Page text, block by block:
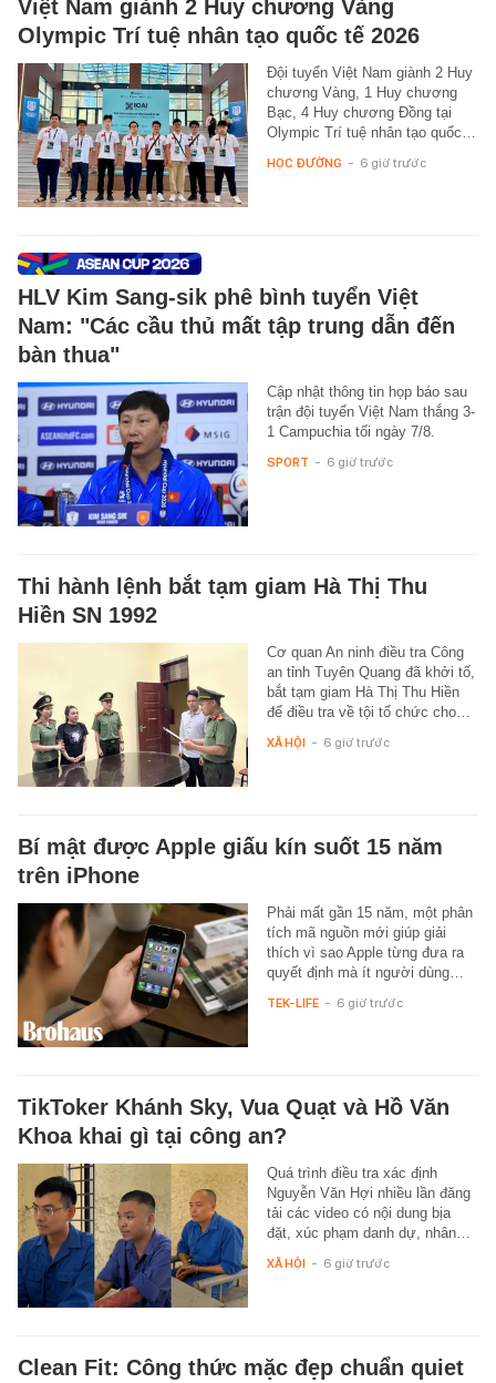
Việt Nam giành 2 Huy chương Vàng
Olympic Trí tuệ nhân tạo quốc tế 2026
Đội tuyển Việt Nam giành 2 Huy
chương Vàng, 1 Huy chương
Bạc, 4 Huy chương Đồng tại
Olympic Trí tuệ nhân tạo quốc…
HỌC ĐƯỜNG - 6 giờ trước
HLV Kim Sang-sik phê bình tuyển Việt
Nam: "Các cầu thủ mất tập trung dẫn đến
bàn thua"
Cập nhật thông tin họp báo sau
trận đội tuyển Việt Nam thắng 3-
1 Campuchia tối ngày 7/8.
SPORT - 6 giờ trước
Thi hành lệnh bắt tạm giam Hà Thị Thu
Hiền SN 1992
Cơ quan An ninh điều tra Công
an tỉnh Tuyên Quang đã khởi tố,
bắt tạm giam Hà Thị Thu Hiền
để điều tra về tội tổ chức cho…
XÃ HỘI - 6 giờ trước
Bí mật được Apple giấu kín suốt 15 năm
trên iPhone
Phải mất gần 15 năm, một phân
tích mã nguồn mới giúp giải
thích vì sao Apple từng đưa ra
quyết định mà ít người dùng…
TEK-LIFE - 6 giờ trước
TikToker Khánh Sky, Vua Quạt và Hồ Văn
Khoa khai gì tại công an?
Quá trình điều tra xác định
Nguyễn Văn Hợi nhiều lần đăng
tải các video có nội dung bịa
đặt, xúc phạm danh dự, nhân…
XÃ HỘI - 6 giờ trước
Clean Fit: Công thức mặc đẹp chuẩn quiet